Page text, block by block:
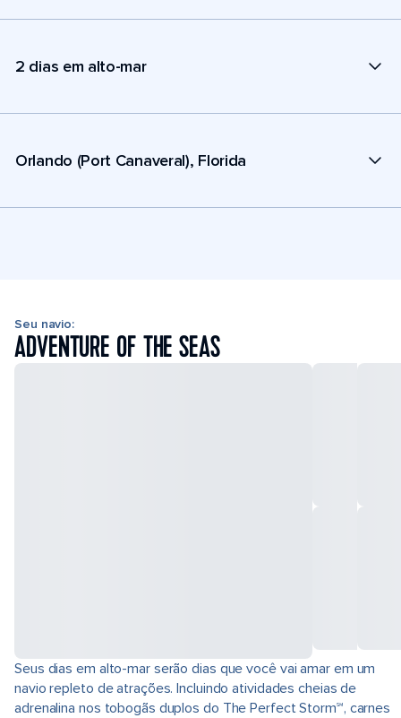
2 dias em alto-mar
Orlando (Port Canaveral), Florida
Seu navio:
ADVENTURE OF THE SEAS
Seus dias em alto-mar serão dias que você vai amar em um
navio repleto de atrações. Incluindo atividades cheias de
adrenalina nos tobogãs duplos do The Perfect Storm℠, carnes